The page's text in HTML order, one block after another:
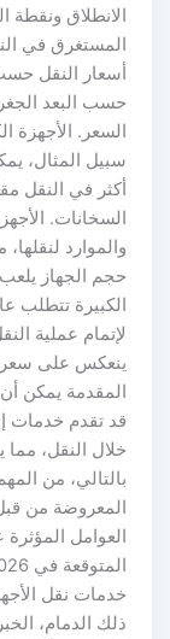
الانطلاق ونقطة
المستغرق في
أسعار النقل حسب
حسب البعد
السعر. الأجهزة
سبيل المثال،
أكثر في النقل
السخانات.
والموارد لنقلها،
حجم الجهاز يلعب
الكبيرة تتطلب
لإتمام عملية
ينعكس على سعر
المقدمة يمكن أن
قد تقدم خدمات
خلال النقل، مما
بالتالي، من
المعروضة من قبل
خدمات نقل
ذلك الدمام،